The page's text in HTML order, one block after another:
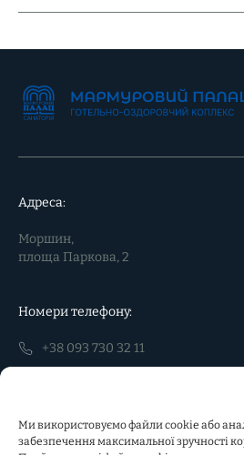
Ми використовуємо файли cookie або
забезпечення максимальної зручності
Адреса:
Моршин,
площа Паркова, 2
Номери телефону:
+38 093 730 32 11
Пошта: